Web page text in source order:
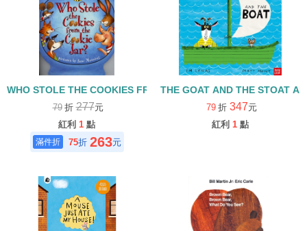
WHO STOLE THE COOKIES FROM THE COOKIE JAR? /暢銷拉拉
79 折277元
紅利 1 點
75折 263元
THE GOAT AND THE STOAT
79 折 347元
紅利 1 點